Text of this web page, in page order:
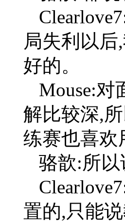
局失利以
好的。
Mouse:
解比较深,
练赛也喜欢
骆歆:所以
置的,只能